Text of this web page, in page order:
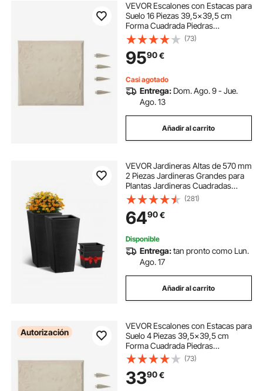
VEVOR Escalones con Estacas para
Suelo 16 Piezas 39,5x39,5 cm
Forma Cuadrada Piedras
Escalonadas Decorativas
Resistentes a la Intemperie para
Pasarelas Exteriores, Césped,
Patio, Paisajismo, Beige
(73)
9590€
Casi agotado
Entrega: Dom. Ago. 9 - Jue.
Ago. 13
Añadir al carrito
VEVOR Jardineras Altas de 570 mm
2 Piezas Jardineras Grandes para
Plantas Jardineras Cuadradas
Cónicas para Porche Delantero
Macetas para Plantas de Árboles
Diseño Moderno Drenaje
Incorporado, Negro
(281)
6490€
Disponible
Entrega:tan pronto como Lun.
Ago. 17
Añadir al carrito
Autorización
VEVOR Escalones con Estacas para
Suelo 4 Piezas 39,5x39,5 cm
Forma Cuadrada Piedras
Escalonadas Decorativas
Resistentes a la Intemperie para
Pasarelas Exteriores, Césped,
Patio, Paisajismo, Beige
(73)
3390€